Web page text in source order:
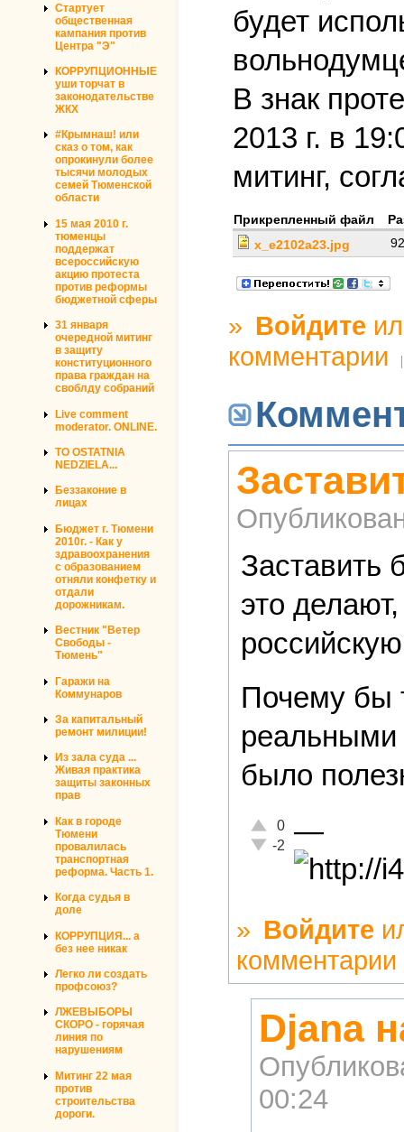
Стартует
общественная
кампания против
Центра "Э"
КОРРУПЦИОННЫЕ
уши торчат в
законодательстве
ЖКХ
#Крымнаш! или
сказ о том, как
опрокинули более
тысячи молодых
семей Тюменской
области
15 мая 2010 г.
тюменцы
поддержат
всероссийскую
акцию протеста
против реформы
бюджетной сферы
31 января
очередной митинг
в защиту
конституционного
права граждан на
своблду собраний
Live comment
moderator. ONLINE.
TO OSTATNIA
NEDZIELA...
Беззаконие в
лицах
Бюджет г. Тюмени
2010г. - Как у
здравоохранения
с образованием
отняли конфетку и
отдали
дорожникам.
Вестник "Ветер
Свободы -
Тюмень"
Гаражи на
Коммунаров
За капитальный
ремонт милиции!
Из зала суда ...
Живая практика
защиты законных
прав
Как в городе
Тюмени
провалилась
транспортная
реформа. Часть 1.
Когда судья в
доле
КОРРУПЦИЯ... а
без нее никак
Легко ли создать
профсоюз?
ЛЖЕВЫБОРЫ
СКОРО - горячая
линия по
нарушениям
Митинг 22 мая
против
строительства
дороги.
будет
В знак
2013 г. в
митинг,
Прикрепленный файл
x_e2102a23.jpg
» Войдите
комментарии
Заставить
это
Почему бы
реальными
было
Отлично!
0
Неадекватно!
-2 —
» Войдите
комментарии
Djana
00:24